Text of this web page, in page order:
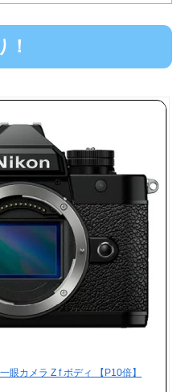
！
眼カメラ Z f ボディ 【P10倍】